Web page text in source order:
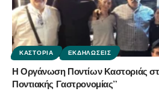
ΚΑΣΤΟΡΙΆ ΕΚΔΗΛΏΣΕΙΣ
Η Οργάνωση Ποντίων Καστοριάς
Ποντιακής Γαστρονομίας”